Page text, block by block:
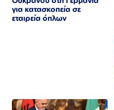
για κατασκοπεία σε
εταιρεία όπλων